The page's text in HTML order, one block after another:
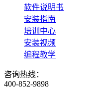
软件说明书
安装指南
培训中心
安装视频
编程教学
咨询热线：
400-852-9898